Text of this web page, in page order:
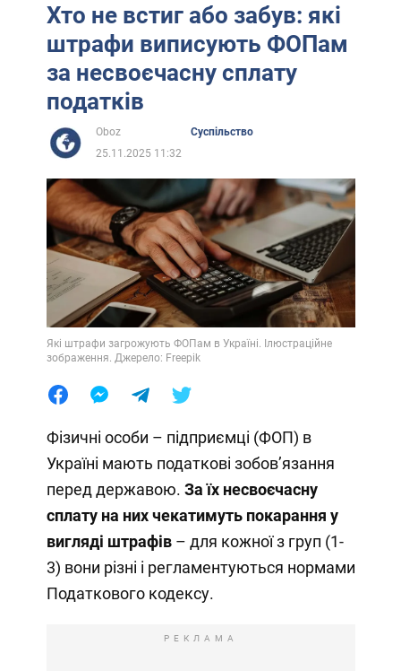
Хто не встиг або забув: які
штрафи виписують ФОПам
за несвоєчасну сплату
податків
Oboz
Суспільство
25.11.2025 11:32
Які штрафи загрожують ФОПам в Україні. Ілюстраційне
зображення. Джерело: Freepik
Фізичні особи – підприємці (ФОП) в
Україні мають податкові зобовʼязання
перед державою. За їх несвоєчасну
сплату на них чекатимуть покарання у
вигляді штрафів– для кожної з груп (1-
3) вони різні і регламентуються нормами
Податкового кодексу.
РЕКЛАМА